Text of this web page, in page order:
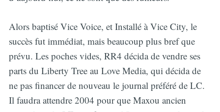
Alors baptisé Vice Voice, et Installé à Vice City, le
succès fut immédiat, mais beaucoup plus bref que
prévu. Les poches vides, RR4 décida de vendre ses
parts du Liberty Tree au Love Media, qui décida de
ne pas financer de nouveau le journal préféré de LC.
Il faudra attendre 2004 pour que Maxou ancien